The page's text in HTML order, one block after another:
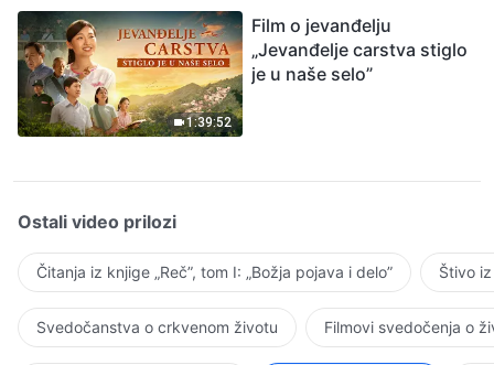
1:39:52
Film o jevanđelju
„Jevanđelje carstva stiglo
je u naše selo”
Ostali video prilozi
Čitanja iz knjige „Reč”, tom I: „Božja pojava i delo” Štivo
Svedočanstva o crkvenom životu Filmovi svedočenja o